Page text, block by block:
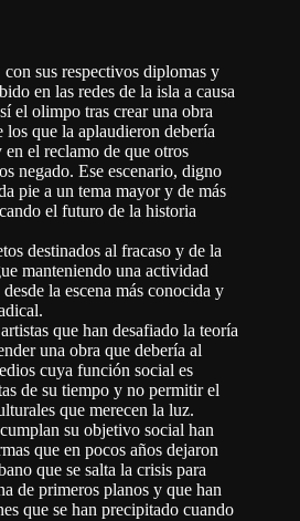
sus respectivos diplomas y
en las redes de la isla a causa
el olimpo tras crear una obra
que la aplaudieron debería
el reclamo de que otros
negado. Ese escenario, digno
pie a un tema mayor y de más
el futuro de la historia
destinados al fracaso y de la
manteniendo una actividad
la escena más conocida y
que han desafiado la teoría
una obra que debería al
cuya función social es
de su tiempo y no permitir el
que merecen la luz.
su objetivo social han
que en pocos años dejaron
que se salta la crisis para
de primeros planos y que han
que se han precipitado cuando